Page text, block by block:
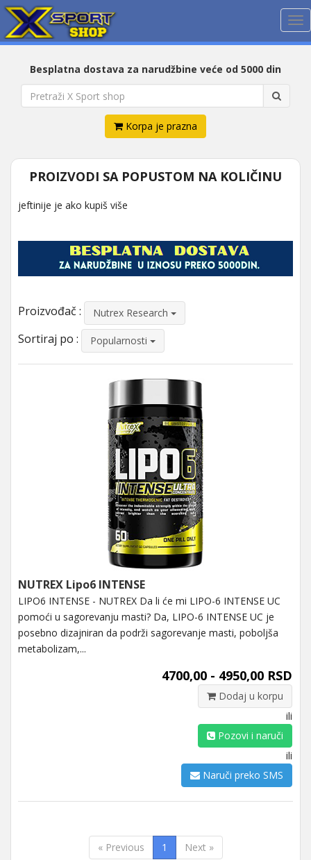
Besplatna dostava za narudžbine veće od 5000 din
Korpa je prazna
PROIZVODI SA POPUSTOM NA KOLIČINU
jeftinije je ako kupiš više
Proizvođač : Nutrex Research
Sortiraj po : Popularnosti
NUTREX Lipo6 INTENSE
LIPO6 INTENSE - NUTREX Da li će mi LIPO-6 INTENSE UC
pomoći u sagorevanju masti? Da, LIPO-6 INTENSE UC je
posebno dizajniran da podrži sagorevanje masti, poboljša
metabolizam,...
4700,00 - 4950,00 RSD
Dodaj u korpu
ili
Pozovi i naruči
ili
Naruči preko SMS
« Previous 1 Next »